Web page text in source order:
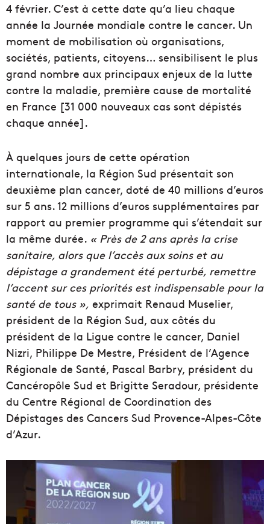
4 février. C’est à cette date qu’a lieu chaque
année la Journée mondiale contre le cancer. Un
moment de mobilisation où organisations,
sociétés, patients, citoyens… sensibilisent le plus
grand nombre aux principaux enjeux de la lutte
contre la maladie, première cause de mortalité
en France [31 000 nouveaux cas sont dépistés
chaque année].
À quelques jours de cette opération
internationale, la Région Sud présentait son
deuxième plan cancer, doté de 40 millions d’euros
sur 5 ans. 12 millions d’euros supplémentaires par
rapport au premier programme qui s’étendait sur
la même durée. « Près de 2 ans après la crise
sanitaire, alors que l’accès aux soins et au
dépistage a grandement été perturbé, remettre
l’accent sur ces priorités est indispensable pour la
santé de tous », exprimait Renaud Muselier,
président de la Région Sud, aux côtés du
président de la Ligue contre le cancer, Daniel
Nizri, Philippe De Mestre, Président de l’Agence
Régionale de Santé, Pascal Barbry, président du
Cancéropôle Sud et Brigitte Seradour, présidente
du Centre Régional de Coordination des
Dépistages des Cancers Sud Provence-Alpes-Côte
d’Azur.